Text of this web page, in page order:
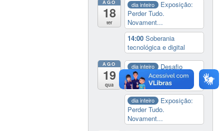
AGO
18
ter
dia inteiro
Exposição:
Perder Tudo.
Novament...
14:00Soberania
tecnológica e digital
AGO
19
qua
dia inteiro
Desafio
Universitário de
Nautide...
dia inteiro
Exposição:
Perder Tudo.
Novament...